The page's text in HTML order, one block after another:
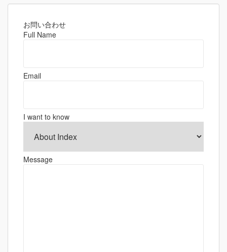
お問い合わせ
Full Name
Email
I want to know
Message